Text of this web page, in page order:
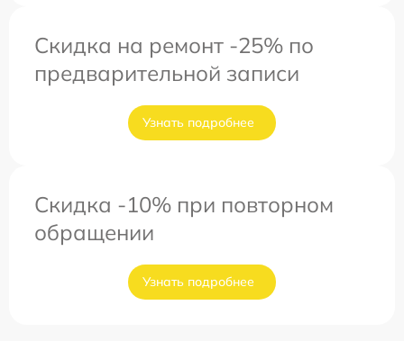
Скидка на ремонт -25% по
предварительной записи
Узнать подробнее
Скидка -10% при повторном
обращении
Узнать подробнее